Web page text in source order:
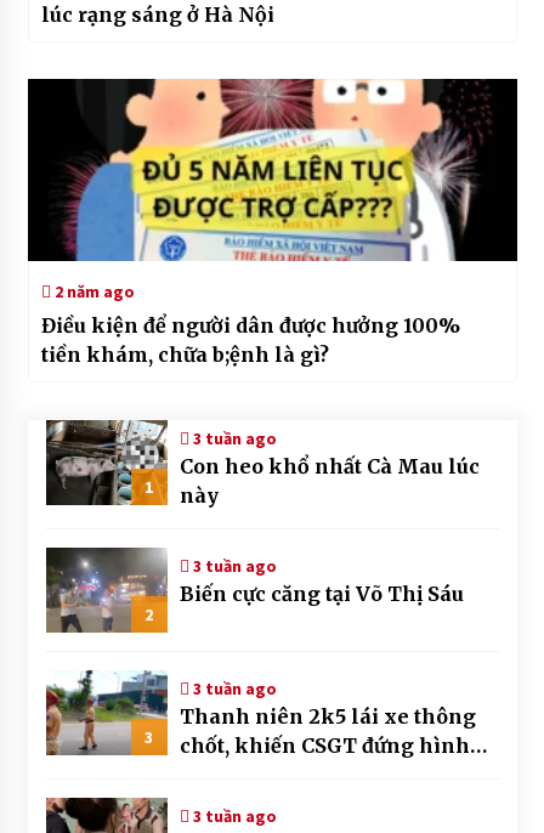
lúc rạng sáng ở Hà Nội
2 năm ago
Điều kiện để người dân được hưởng 100%
tiền khám, chữa b;ệnh là gì?
1
3 tuần ago
Con heo khổ nhất Cà Mau lúc
này
2
3 tuần ago
Biến cực căng tại Võ Thị Sáu
3
3 tuần ago
Thanh niên 2k5 lái xe thông
chốt, khiến CSGT đứng hình
3 tuần ago